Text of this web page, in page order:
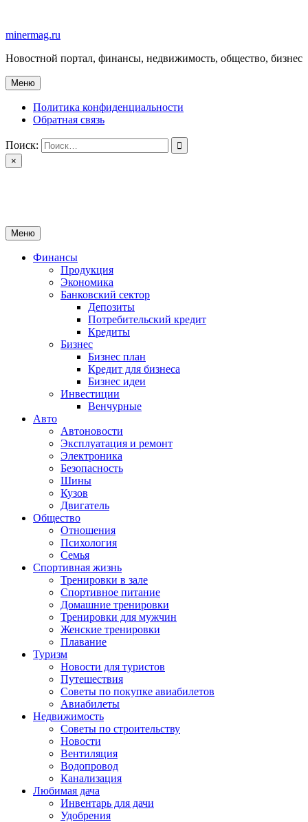
содержимому
minermag.ru
Новостной портал, финансы, недвижимость, общество, бизнес
Меню
Политика конфиденциальности
Обратная связь
Поиск:
×
Меню
Финансы
Продукция
Экономика
Банковский сектор
Депозиты
Потребительский кредит
Кредиты
Бизнес
Бизнес план
Кредит для бизнеса
Бизнес идеи
Инвестиции
Венчурные
Авто
Автоновости
Эксплуатация и ремонт
Электроника
Безопасность
Шины
Кузов
Двигатель
Общество
Отношения
Психология
Семья
Спортивная жизнь
Тренировки в зале
Спортивное питание
Домашние тренировки
Тренировки для мужчин
Женские тренировки
Плавание
Туризм
Новости для туристов
Путешествия
Советы по покупке авиабилетов
Авиабилеты
Недвижимость
Советы по строительству
Новости
Вентиляция
Водопровод
Канализация
Любимая дача
Инвентарь для дачи
Удобрения